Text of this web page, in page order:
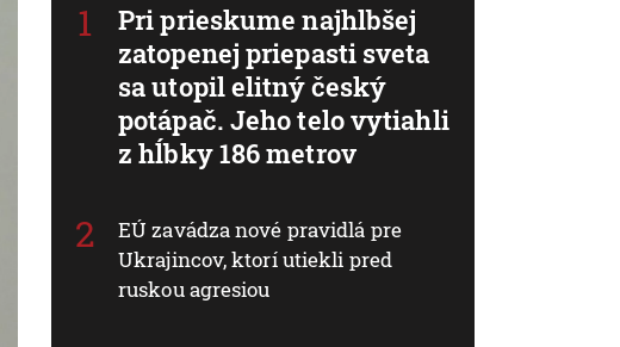
Pri prieskume najhlbšej
zatopenej priepasti sveta
sa utopil elitný český
potápač. Jeho telo vytiahli
z hĺbky 186 metrov
EÚ zavádza nové pravidlá pre
Ukrajincov, ktorí utiekli pred
ruskou agresiou